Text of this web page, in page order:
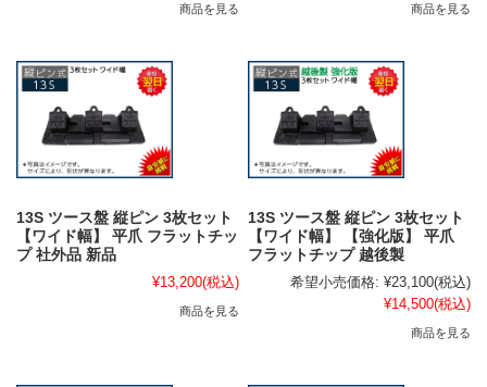
商品を見る 商品を見る
13S ツース盤 縦ピン 3枚セット
【ワイド幅】 平爪 フラットチッ
プ 社外品 新品
¥13,200(税込)
商品を見る
13S ツース盤 縦ピン 3枚セット
【ワイド幅】 【強化版】 平爪
フラットチップ 越後製
希望小売価格: ¥23,100(税込)
¥14,500(税込)
商品を見る